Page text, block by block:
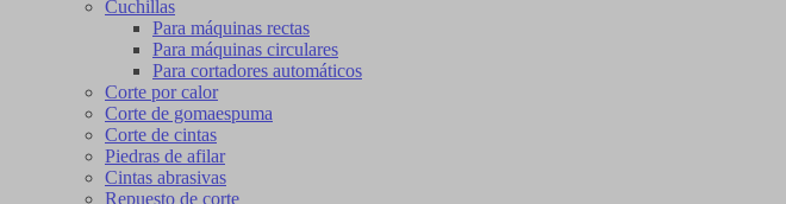
Cuchillas
Para máquinas rectas
Para máquinas circulares
Para cortadores automáticos
Corte por calor
Corte de gomaespuma
Corte de cintas
Piedras de afilar
Cintas abrasivas
Repuesto de corte